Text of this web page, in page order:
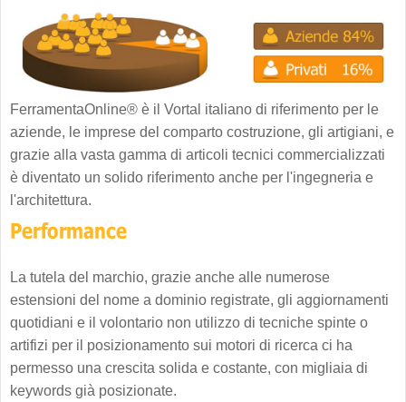
FerramentaOnline® è il Vortal italiano di riferimento per le
aziende, le imprese del comparto costruzione, gli artigiani, e
grazie alla vasta gamma di articoli tecnici commercializzati
è diventato un solido riferimento anche per l'ingegneria e
l'architettura.
La tutela del marchio, grazie anche alle numerose
estensioni del nome a dominio registrate, gli aggiornamenti
quotidiani e il volontario non utilizzo di tecniche spinte o
artifizi per il posizionamento sui motori di ricerca ci ha
permesso una crescita solida e costante, con migliaia di
keywords già posizionate.